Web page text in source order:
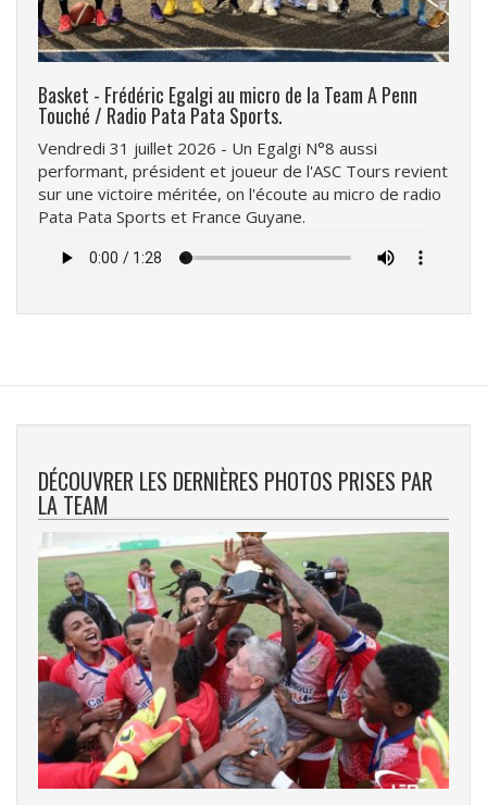
Basket - Frédéric Egalgi au micro de la Team A Penn
Touché / Radio Pata Pata Sports.
Vendredi 31 juillet 2026 - Un Egalgi N°8 aussi
performant, président et joueur de l'ASC Tours revient
sur une victoire méritée, on l'écoute au micro de radio
Pata Pata Sports et France Guyane.
audio
DÉCOUVRER LES DERNIÈRES PHOTOS PRISES PAR
LA TEAM